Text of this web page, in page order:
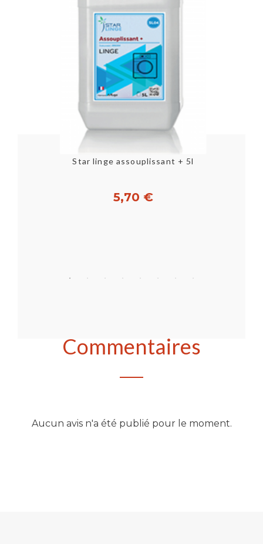
Star linge assouplissant + 5l
5,70 €
Commentaires
Aucun avis n'a été publié pour le moment.